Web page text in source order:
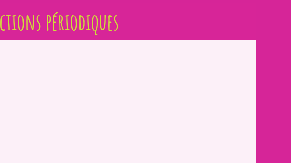
périodiques